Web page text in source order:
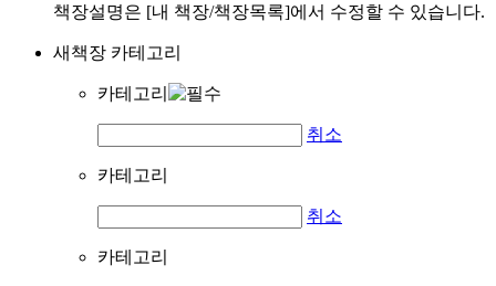
책장설명은 [내 책장/책장목록]에서 수정할 수 있습니다.
새책장 카테고리
카테고리
취소
카테고리
취소
카테고리